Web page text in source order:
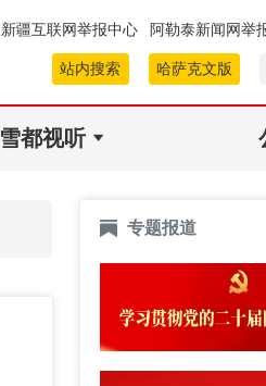
新疆互联网举报中心 阿勒泰新闻网举
站内搜索 哈萨克文版
雪都视听
专题报道